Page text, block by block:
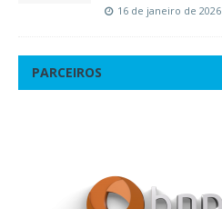
16 de janeiro de 2026
PARCEIROS